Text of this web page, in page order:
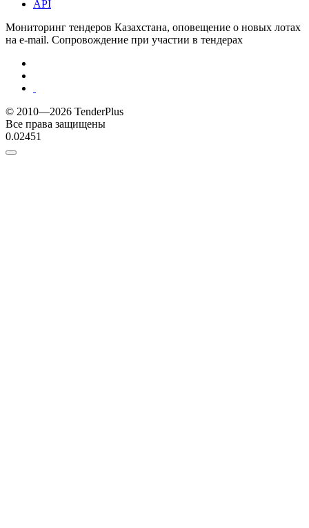
API
Мониторинг тендеров Казахстана, оповещение о новых лотах
на e-mail. Сопровождение при участии в тендерах
© 2010—2026 TenderPlus
Все права защищены
0.02451